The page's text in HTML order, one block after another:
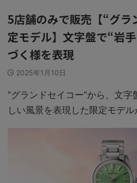
5店舗のみで販売【“グラ
定モデル】文字盤で“岩
づく様を表現
2025年1月10日
“グランドセイコー”から、文
しい風景を表現した限定モデル